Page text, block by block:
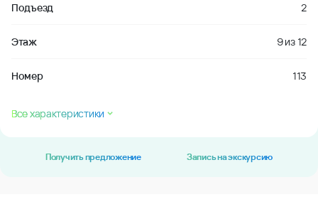
Подъезд 2
Этаж 9из12
Номер 113
Все характеристики
Получить предложение Запись на экскурсию